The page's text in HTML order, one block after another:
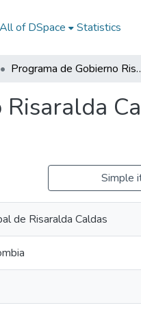
All of DSpace Statistics
Programa de Gobierno Risaralda
Simple
de Risaralda Caldas